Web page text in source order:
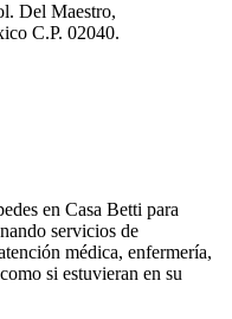
Del Maestro,
C.P. 02040.
en Casa Betti para
servicios de
médica, enfermería,
si estuvieran en su